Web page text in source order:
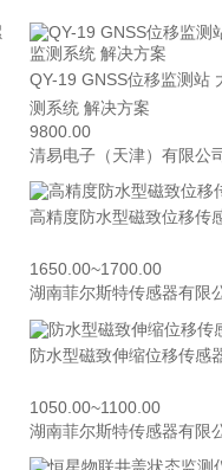
QY-19 GNSS位移监测站
测系统 解决方案
9800.00
清易电子（天津）有限公
高精度防水型磁致位移传
1650.00~1700.00
湖南菲尔斯特传感器有限
防水型磁致伸缩位移传感
1050.00~1100.00
湖南菲尔斯特传感器有限